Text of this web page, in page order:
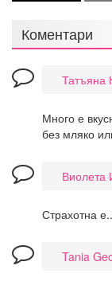
Коментари
Татъяна
Много е
без мляко
Виолета
Страхотна
Tania